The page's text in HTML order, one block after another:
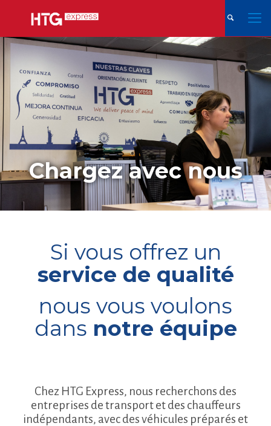
Chargez avec nous
Si vous offrez un
service de qualité
nous vous voulons
dans notre équipe
Chez HTG Express, nous recherchons des
entreprises de transport et des chauffeurs
indépendants, avec des véhicules préparés et